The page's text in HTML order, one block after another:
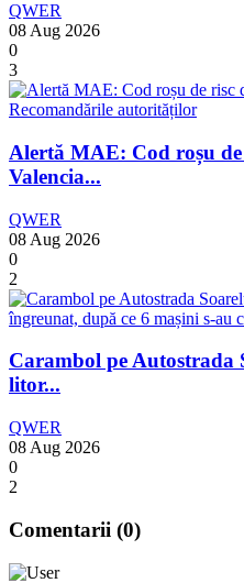
QWER
08 Aug 2026
0
3
Alertă MAE: Cod roșu
Valencia...
QWER
08 Aug 2026
0
2
Carambol pe Autostrada
litor...
QWER
08 Aug 2026
0
2
Comentarii (0)